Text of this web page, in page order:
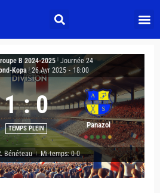
B 2024-2025
Journée 24
Kopa 26 Avr 2025 - 18:00
1 : 0
TEMPS PLEIN Panazol
Bénéteau | Mi-temps: 0-0